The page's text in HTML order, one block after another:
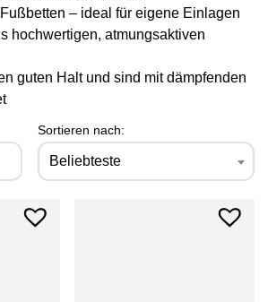
– ideal für eigene Einlagen
hochwertigen, atmungsaktiven
guten Halt und sind mit dämpfenden
Sortieren nach:
Beliebteste